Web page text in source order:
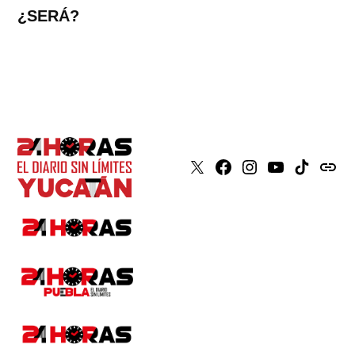
¿SERÁ?
X Faceboook
Instagram
YoutubeTiktokissuu